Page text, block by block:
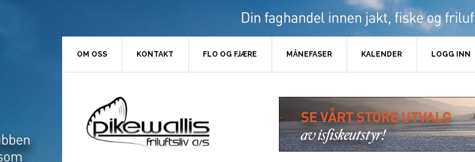
OM OSS KONTAKT FLO OG FJÆRE MÅNEFASER KALENDER LOGG INN